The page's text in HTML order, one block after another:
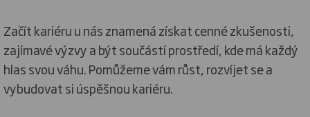
Začít kariéru u nás znamená získat cenné zkušenosti,
zajímavé výzvy a být součástí prostředí, kde má každý
hlas svou váhu. Pomůžeme vám růst, rozvíjet se a
vybudovat si úspěšnou kariéru.